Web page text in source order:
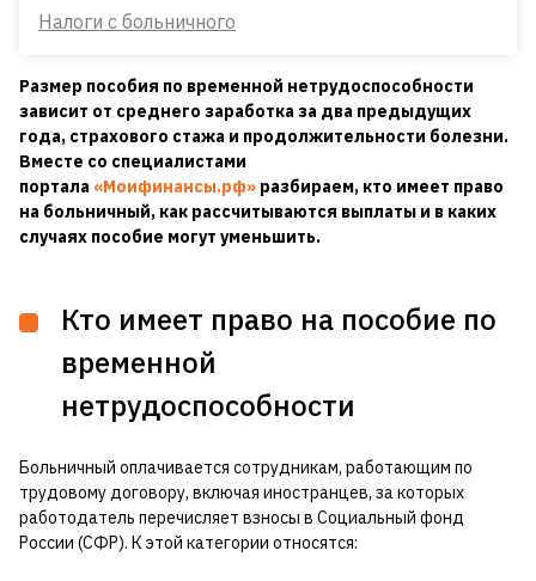
Налоги с больничного
Размер пособия по временной нетрудоспособности
зависит от среднего заработка за два предыдущих
года, страхового стажа и продолжительности болезни.
Вместе со специалистами
портала «Моифинансы.рф» разбираем, кто имеет право
на больничный, как рассчитываются выплаты и в каких
случаях пособие могут уменьшить.
Кто имеет право на пособие по
временной
нетрудоспособности
Больничный оплачивается сотрудникам, работающим по
трудовому договору, включая иностранцев, за которых
работодатель перечисляет взносы в Социальный фонд
России (СФР). К этой категории относятся: